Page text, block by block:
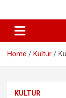
Home Kultur
KULTUR